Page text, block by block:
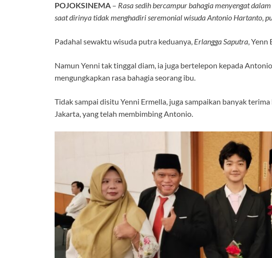
a
t
s
p
p
c
e
o
k
a
i
a
r
e
POJOKSINEMA – Rasa sedih bercampur bahagia menyengat
saat dirinya tidak menghadiri seremonial wisuda Antonio Hartanto,
Padahal sewaktu wisuda putra keduanya, Erlangga Saputra, Yenn
Namun Yenni tak tinggal diam, ia juga bertelepon kepada
mengungkapkan rasa bahagia seorang ibu.
Tidak sampai disitu Yenni Ermella, juga sampaikan banyak
Jakarta, yang telah membimbing Antonio.